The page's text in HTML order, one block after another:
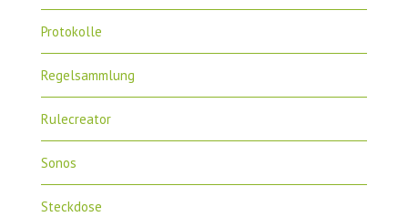
Protokolle
Regelsammlung
Rulecreator
Sonos
Steckdose